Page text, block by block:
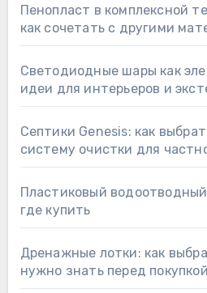
Пенопласт в комплексной
как сочетать с другими
Светодиодные шары как
идеи для интерьеров и
Септики Genesis: как
систему очистки для
Пластиковый водоотводный
где купить
Дренажные лотки: как
нужно знать перед покупкой